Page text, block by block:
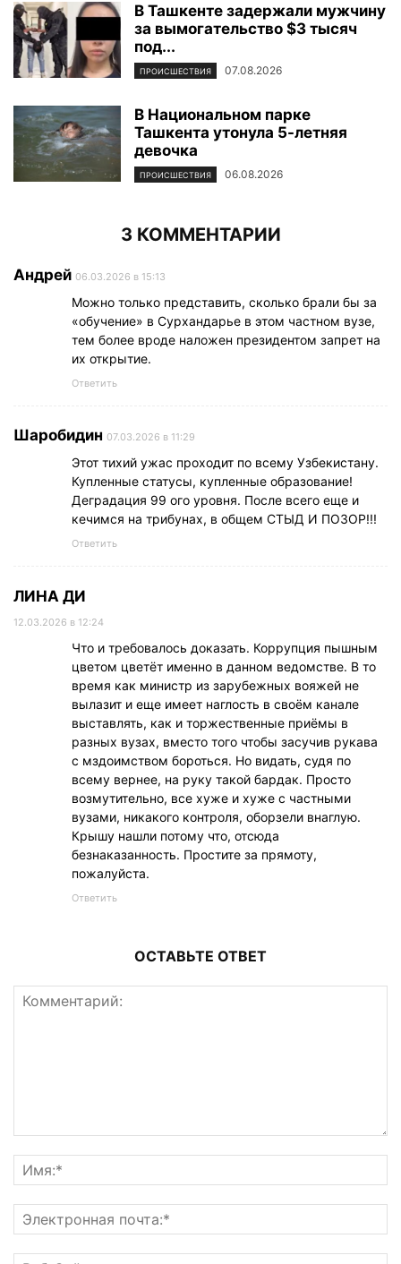
В Ташкенте задержали мужчину
за вымогательство $3 тысяч
под...
ПРОИСШЕСТВИЯ 07.08.2026
В Национальном парке
Ташкента утонула 5-летняя
девочка
ПРОИСШЕСТВИЯ 06.08.2026
3 КОММЕНТАРИИ
Андрей 06.03.2026 в 15:13
Можно только представить, сколько брали бы за
«обучение» в Сурхандарье в этом частном вузе,
тем более вроде наложен президентом запрет на
их открытие.
Ответить
Шаробидин 07.03.2026 в 11:29
Этот тихий ужас проходит по всему Узбекистану.
Купленные статусы, купленные образование!
Деградация 99 ого уровня. После всего еще и
кечимся на трибунах, в общем СТЫД И ПОЗОР!!!
Ответить
ЛИНА ДИ
12.03.2026 в 12:24
Что и требовалось доказать. Коррупция пышным
цветом цветёт именно в данном ведомстве. В то
время как министр из зарубежных вояжей не
вылазит и еще имеет наглость в своём канале
выставлять, как и торжественные приёмы в
разных вузах, вместо того чтобы засучив рукава
с мздоимством бороться. Но видать, судя по
всему вернее, на руку такой бардак. Просто
возмутительно, все хуже и хуже с частными
вузами, никакого контроля, оборзели внаглую.
Крышу нашли потому что, отсюда
безнаказанность. Простите за прямоту,
пожалуйста.
Ответить
ОСТАВЬТЕ ОТВЕТ